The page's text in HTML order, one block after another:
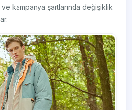
kampanya şartlarında değişiklik